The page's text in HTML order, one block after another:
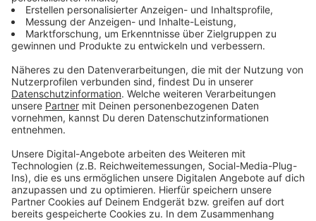
Anzeige
Anzeige
Alle Abstimmungen haben wir Euch auch nochmal
zusammengefasst. So könnt Ihr direkt die Songs für
eine ganze Woche bestimmen.